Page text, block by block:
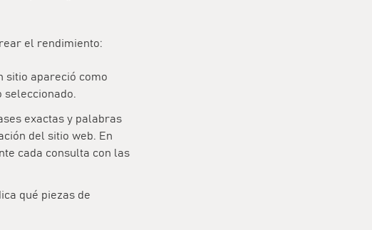
el rendimiento:
sitio apareció como
seleccionado.
exactas y palabras
del sitio web. En
cada consulta con las
qué piezas de